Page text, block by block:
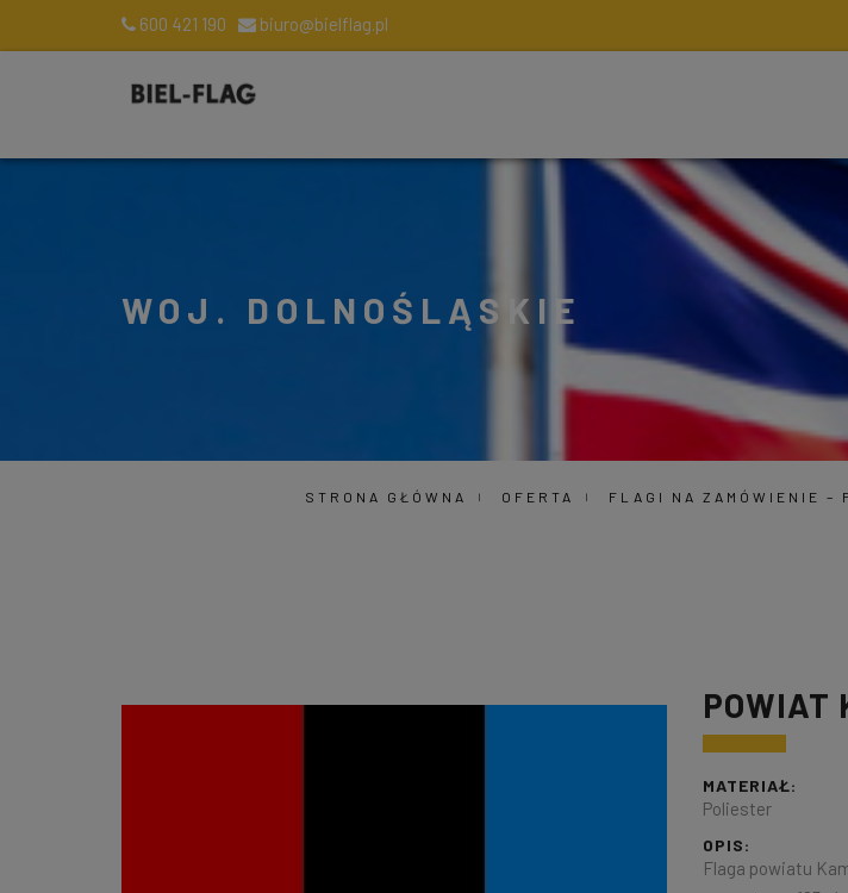
600 421 190 biuro@bielflag.pl
WOJ. DOLNOŚLĄSKIE
STRONA GŁÓWNA OFERTA FLAGI NA ZAMÓWIENIE –
POWIAT
MATERIAŁ:
Poliester
OPIS:
Flaga powiatu